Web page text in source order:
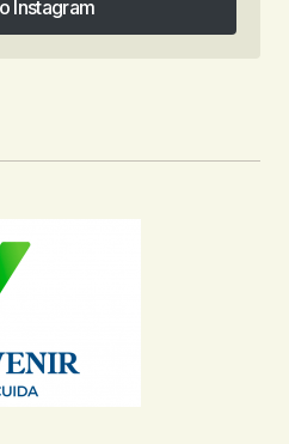
Instagram
Instagram